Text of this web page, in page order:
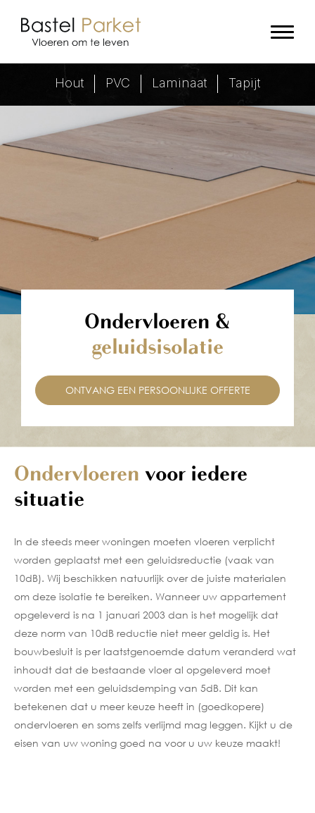
Ondervloer - Bastel Parket
Hout PVC Laminaat Tapijt
Ondervloeren &
geluidsisolatie
ONTVANG EEN PERSOONLIJKE OFFERTE
Ondervloeren voor iedere
situatie
In de steeds meer woningen moeten vloeren verplicht
worden geplaatst met een geluidsreductie (vaak van
10dB). Wij beschikken natuurlijk over de juiste materialen
om deze isolatie te bereiken. Wanneer uw appartement
opgeleverd is na 1 januari 2003 dan is het mogelijk dat
deze norm van 10dB reductie niet meer geldig is. Het
bouwbesluit is per laatstgenoemde datum veranderd wat
inhoudt dat de bestaande vloer al opgeleverd moet
worden met een geluidsdemping van 5dB. Dit kan
betekenen dat u meer keuze heeft in (goedkopere)
ondervloeren en soms zelfs verlijmd mag leggen. Kijkt u de
eisen van uw woning goed na voor u uw keuze maakt!